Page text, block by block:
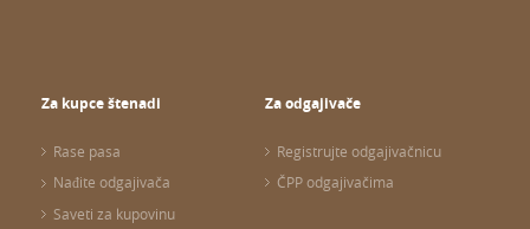
Za kupce štenadi
Rase pasa
Nađite odgajivača
Saveti za kupovinu
Za odgajivače
Registrujte odgajivačnicu
ČPP odgajivačima